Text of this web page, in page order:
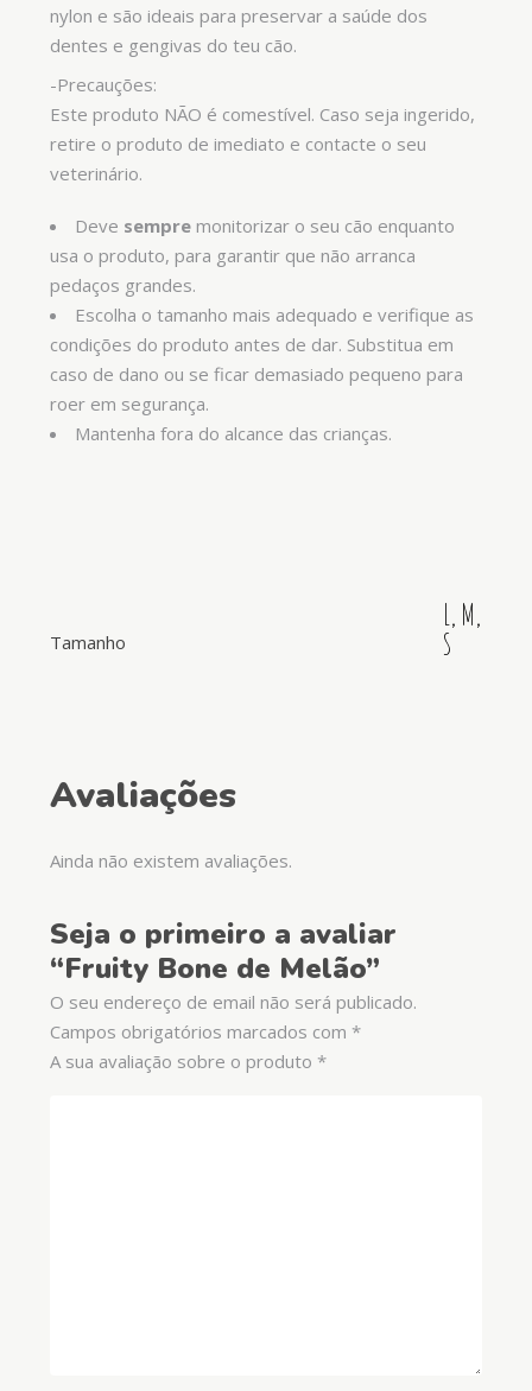
nylon e são ideais para preservar a saúde dos
dentes e gengivas do teu cão.
-Precauções:
Este produto NÃO é comestível. Caso seja ingerido,
retire o produto de imediato e contacte o seu
veterinário.
Deve sempre monitorizar o seu cão enquanto
usa o produto, para garantir que não arranca
pedaços grandes.
Escolha o tamanho mais adequado e verifique as
condições do produto antes de dar. Substitua em
caso de dano ou se ficar demasiado pequeno para
roer em segurança.
Mantenha fora do alcance das crianças.
Tamanho
L, M,
S
Avaliações
Ainda não existem avaliações.
Seja o primeiro a avaliar
“Fruity Bone de Melão”
O seu endereço de email não será publicado.
Campos obrigatórios marcados com *
A sua avaliação sobre o produto *